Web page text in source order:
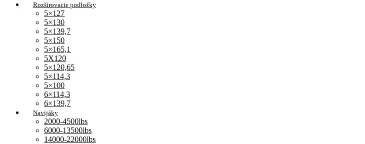
Rozširovacie podložky
5×127
5×130
5×139,7
5×150
5×165,1
5X120
5×120,65
5×114,3
5×100
6×114,3
6×139,7
Navijáky
2000-4500lbs
6000-13500lbs
14000-22000lbs